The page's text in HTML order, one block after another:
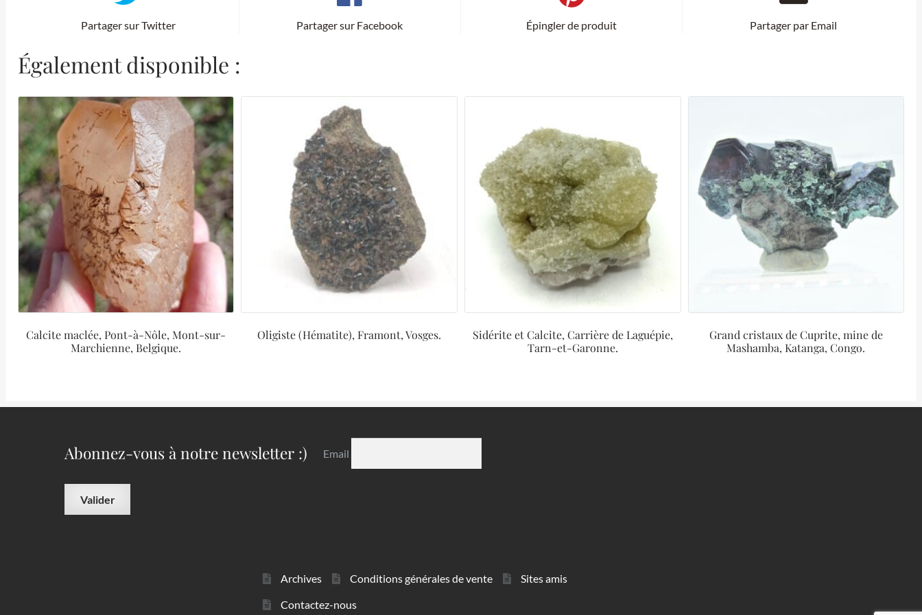
Partager sur Twitter Partager sur Facebook Épingler de produit Partager par Email
Également disponible :
Calcite maclée, Pont-à-Nôle, Mont-sur-
Marchienne, Belgique.
Oligiste (Hématite), Framont, Vosges.
Sidérite et Calcite, Carrière de Laguépie,
Tarn-et-Garonne.
Grand cristaux de Cuprite, mine de
Mashamba, Katanga, Congo.
Abonnez-vous à notre newsletter :) Email
Archives Conditions générales de vente
Sites amis
Contactez-nous